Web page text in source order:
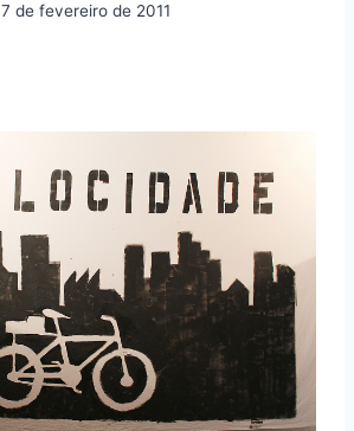
7 de fevereiro de 2011